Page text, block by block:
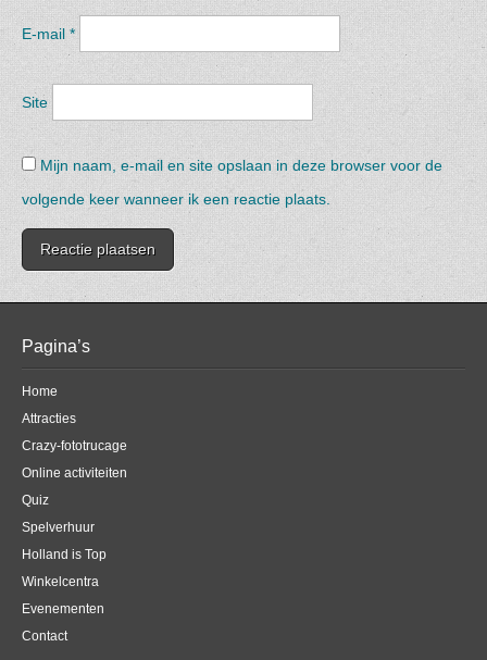
E-mail *
Site
Mijn naam, e-mail en site opslaan in deze browser voor de
volgende keer wanneer ik een reactie plaats.
Pagina’s
Home
Attracties
Crazy-fototrucage
Online activiteiten
Quiz
Spelverhuur
Holland is Top
Winkelcentra
Evenementen
Contact